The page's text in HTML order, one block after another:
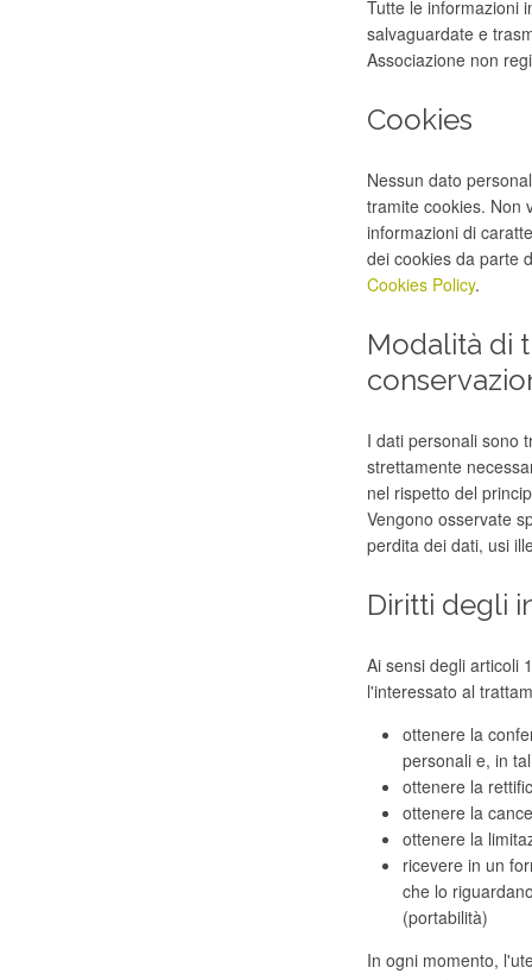
Tutte le informazioni
salvaguardate e
Associazione non
Cookies
Nessun dato
tramite cookies. Non
informazioni di
dei cookies da parte
Cookies Policy.
Modalità di
I dati personali sono
strettamente
nel rispetto del
Vengono osservate
perdita dei dati, usi
Diritti degli
Ai sensi degli articoli
l'interessato al
ottenere la
personali e, in
ottenere la
ottenere la
ottenere la
ricevere in un
che lo
(portabilità)
In ogni momento,